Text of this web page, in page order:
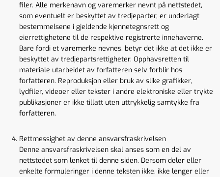
filer. Alle merkenavn og varemerker nevnt på nettstedet,
som eventuelt er beskyttet av tredjeparter, er underlagt
bestemmelsene i gjeldende kjennetegnsrett og
eierrettighetene til de respektive registrerte innehaverne.
Bare fordi et varemerke nevnes, betyr det ikke at det ikke er
beskyttet av tredjepartsrettigheter. Opphavsretten til
materiale utarbeidet av forfatteren selv forblir hos
forfatteren. Reproduksjon eller bruk av slike grafikker,
lydfiler, videoer eller tekster i andre elektroniske eller trykte
publikasjoner er ikke tillatt uten uttrykkelig samtykke fra
forfatteren.
Rettmessighet av denne ansvarsfraskrivelsen
Denne ansvarsfraskrivelsen skal anses som en del av
nettstedet som lenket til denne siden. Dersom deler eller
enkelte formuleringer i denne teksten ikke, ikke lenger eller